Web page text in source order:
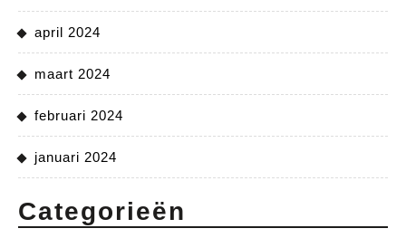
april 2024
maart 2024
februari 2024
januari 2024
Categorieën